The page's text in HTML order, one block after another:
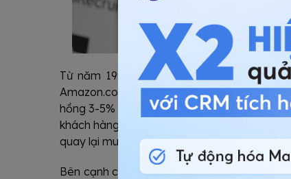
Từ năm 1997, Amazon.com triển khai
Amazon.com đã có hơn500.000 đối tác
hồng 3-5% trên các giao dịch được thực
khách hàng sự thoải mái và yên tâm hơn
quay lại mua sắm.
Bên cạnh công cụ tìm kiếm được xây dựng